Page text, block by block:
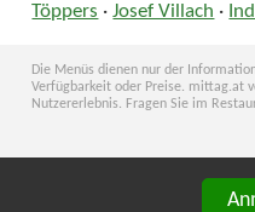
Töppers ·Josef Villach ·
Die Menüs dienen nur der
Verfügbarkeit oder Preise. mittag.at
Nutzererlebnis. Fragen Sie im